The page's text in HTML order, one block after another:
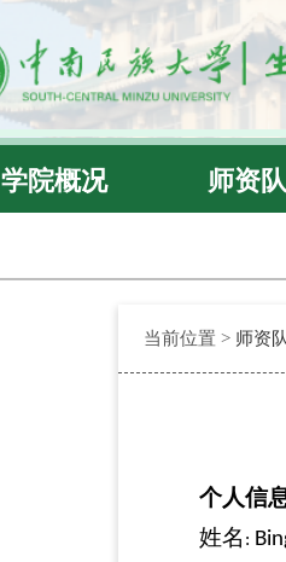
学院概况 师资
当前位置 > 师资
个人信
姓名 :